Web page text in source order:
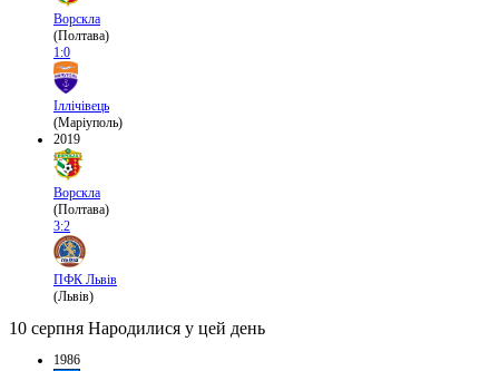
Ворскла
(Полтава)
1:0
Іллічівець
(Маріуполь)
2019
Ворскла
(Полтава)
3:2
ПФК Львів
(Львів)
10 серпня Народилися у цей день
1986